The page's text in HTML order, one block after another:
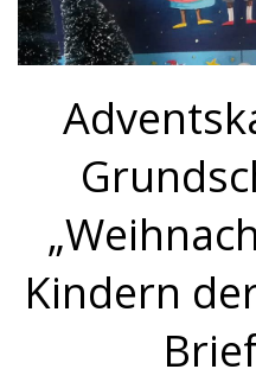
Kindern